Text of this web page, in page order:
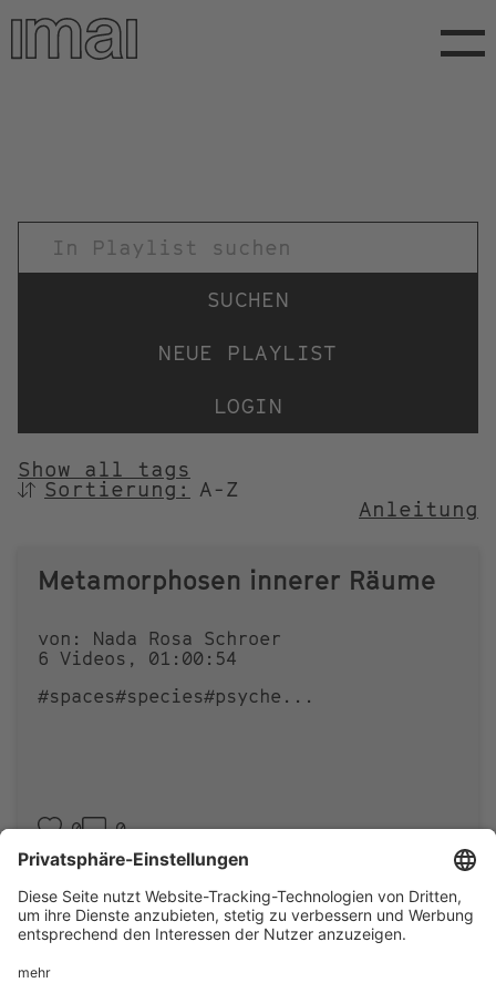
Direkt
zum
Inhalt
NEUE PLAYLIST
LOGIN
Show all tags
SORTIEREN
Sortierung:
Anleitung
Metamorphosen innerer Räume
von: Nada Rosa Schroer
6 Videos, 01:00:54
#spaces#species#psyche ...
0 0
Footer
menu
IMPRESSUM PRIVACY
IMAI PLAY NUTZUNGSBEDINGUNGEN